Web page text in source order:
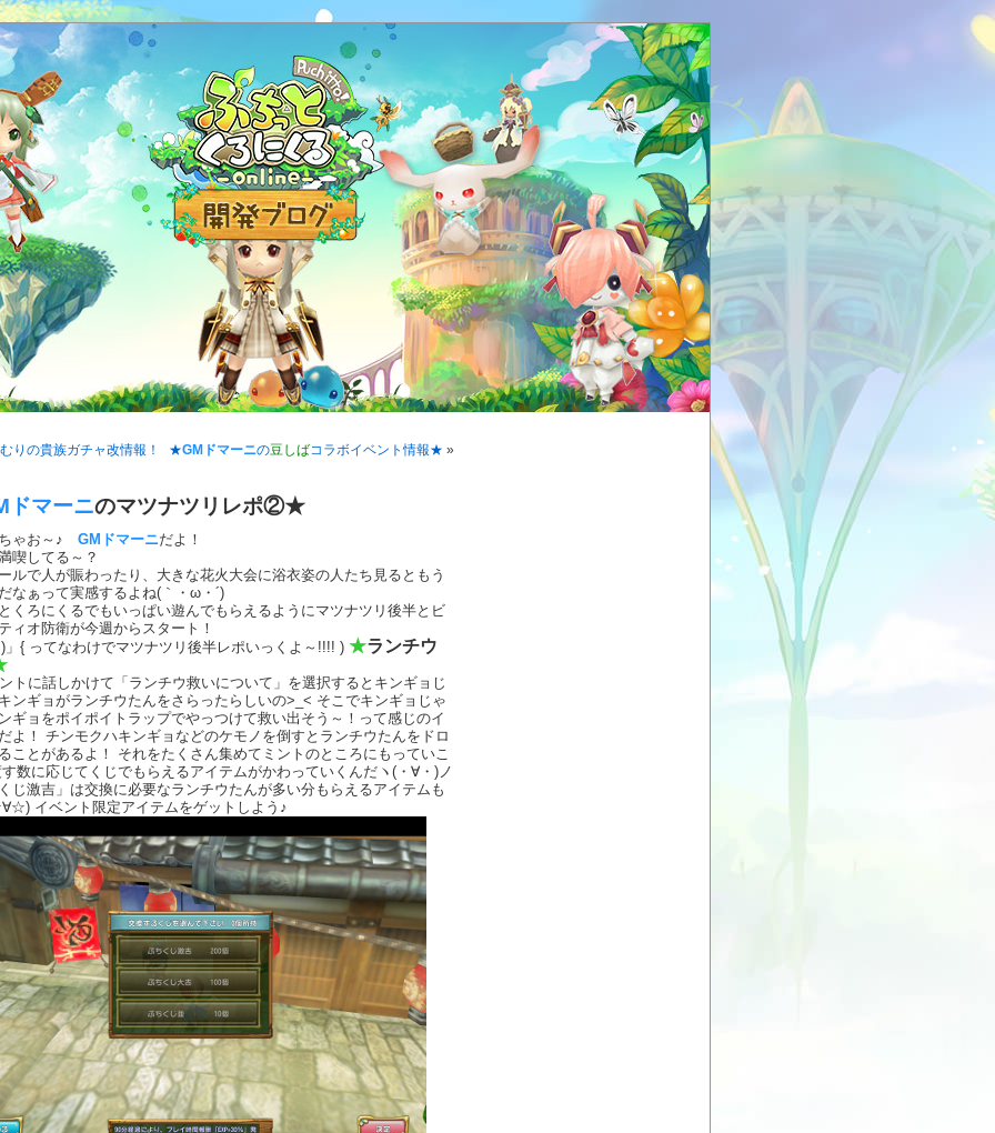
りの貴族ガチャ改情報！ ★GMドマーニの豆しばコラボイベント情報★ »
ドマーニのマツナツリレポ②★
ゃお～♪ GMドマーニだよ！
喫してる～？
ルで人が賑わったり、大きな花火大会に浴衣姿の人たち見るともう
なぁって実感するよね(｀・ω・´)
くろにくるでもいっぱい遊んでもらえるようにマツナツリ後半とビ
ィオ防衛が今週からスタート！
」{ ってなわけでマツナツリ後半レポいっくよ～!!!! ) ★ランチウ
トに話しかけて「ランチウ救いについて」を選択するとキンギョじ
ンギョがランチウたんをさらったらしいの>_< そこでキンギョじゃ
ギョをポイポイトラップでやっつけて救い出そう～！って感じのイ
よ！ チンモクハキンギョなどのケモノを倒すとランチウたんをドロ
ことがあるよ！ それをたくさん集めてミントのところにもっていこ
数に応じてくじでもらえるアイテムがかわっていくんだヽ(・∀・)ノ
じ激吉」は交換に必要なランチウたんが多い分もらえるアイテムも
イベント限定アイテムをゲットしよう♪